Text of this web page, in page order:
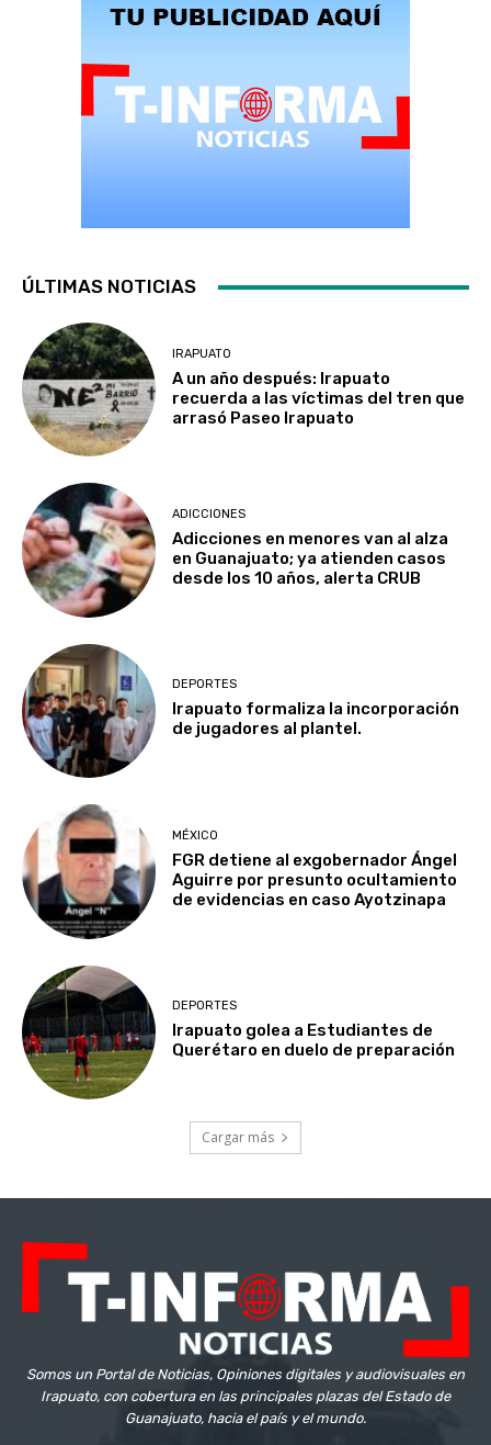
ÚLTIMAS NOTICIAS
IRAPUATO
A un año después: Irapuato
recuerda a las víctimas del tren que
arrasó Paseo Irapuato
ADICCIONES
Adicciones en menores van al alza
en Guanajuato; ya atienden casos
desde los 10 años, alerta CRUB
DEPORTES
Irapuato formaliza la incorporación
de jugadores al plantel.
MÉXICO
FGR detiene al exgobernador Ángel
Aguirre por presunto ocultamiento
de evidencias en caso Ayotzinapa
DEPORTES
Irapuato golea a Estudiantes de
Querétaro en duelo de preparación
Cargar más
Somos un Portal de Noticias, Opiniones digitales y audiovisuales en
Irapuato, con cobertura en las principales plazas del Estado de
Guanajuato, hacia el país y el mundo.